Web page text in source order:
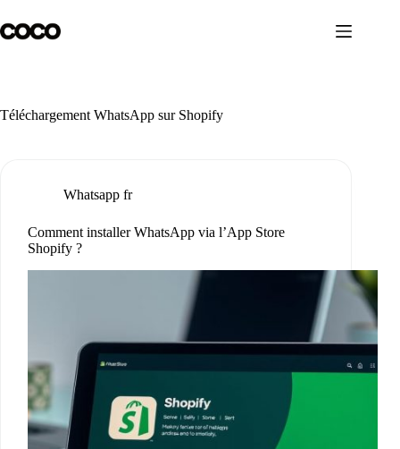
au
contenu
Téléchargement WhatsApp sur Shopify
Whatsapp fr
Comment installer WhatsApp via l’App Store
Shopify ?